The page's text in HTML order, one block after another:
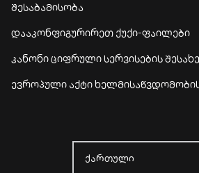
შესაბამისობა
დააკონფიგურირეთ ქუქი-ფაილები
კანონი ციფრული სერვისების
ევროპული აქტი ხელმისაწვდომობის